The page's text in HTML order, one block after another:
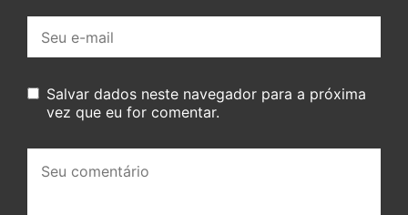
mail:
Salvar dados neste navegador para a próxima
vez que eu for comentar.
comentário: